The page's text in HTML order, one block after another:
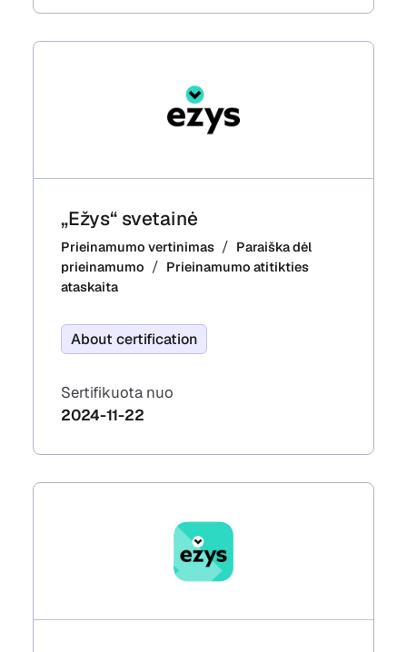
„Ežys“ svetainė
Prieinamumo vertinimas
Paraiška dėl
prieinamumo
Prieinamumo atitikties
ataskaita
About certification
Sertifikuota nuo
2024-11-22